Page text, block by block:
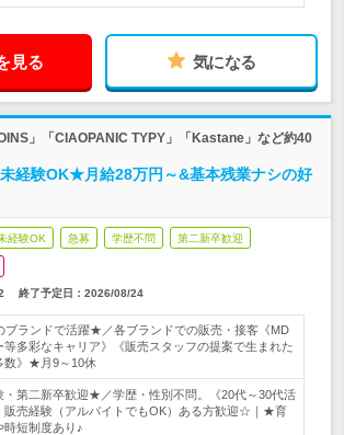
見る 気になる
」「CIAOPANIC TYPY」「Kastane」など約40
未経験OK★月給28万円～&基本残業ナシの好
経験OK 急募 学歴不問 第二新卒歓迎
終了予定日： 2026/08/24
ブランドで活躍★／各ブランドでの販売・接客《MD
等多彩なキャリア》《販売スタッフの提案で生まれた
数》★月9～10休
第二新卒歓迎★／学歴・性別不問。《20代～30代活
販売経験（アルバイトでもOK）ある方歓迎☆｜★育
時短制度あり♪